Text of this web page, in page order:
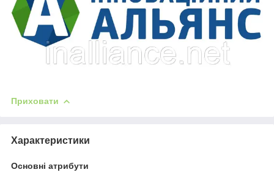
Приховати
Характеристики
Основні атрибути